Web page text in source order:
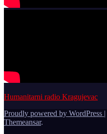
Humanitarni radio Kragujevac
Proudly powered by WordPress |
Themeansar.